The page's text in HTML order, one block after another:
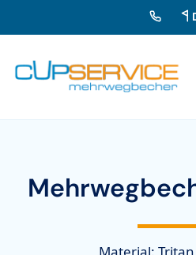
Zum Inhalt springen
Zur Navigation